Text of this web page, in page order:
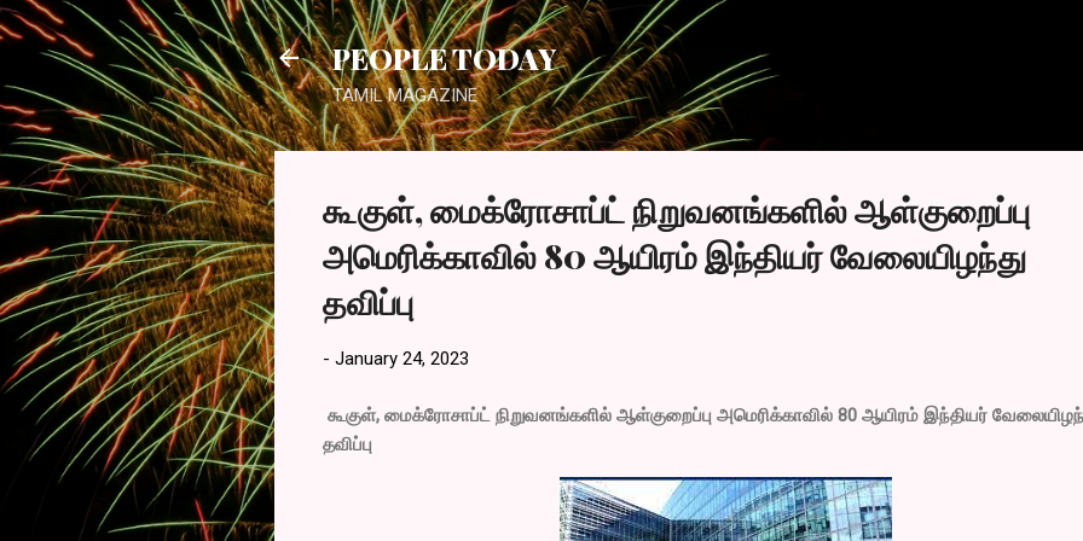
PEOPLE TODAY
TAMIL MAGAZINE
கூகுள், மைக்ரோசாப்ட் நிறுவனங்களில் ஆள்குறைப்பு
அமெரிக்காவில் 80 ஆயிரம் இந்தியர் வேலையிழந்து
தவிப்பு
- January 24, 2023
கூகுள், மைக்ரோசாப்ட் நிறுவனங்களில் ஆள்குறைப்பு அமெரிக்காவில் 80 ஆயிரம் இந்தியர்
தவிப்பு